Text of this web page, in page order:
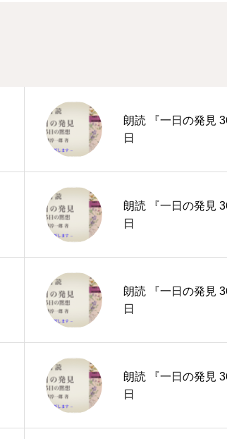
朗読 『一日の発見
日
朗読 『一日の発見
日
朗読 『一日の発見
日
朗読 『一日の発見
日